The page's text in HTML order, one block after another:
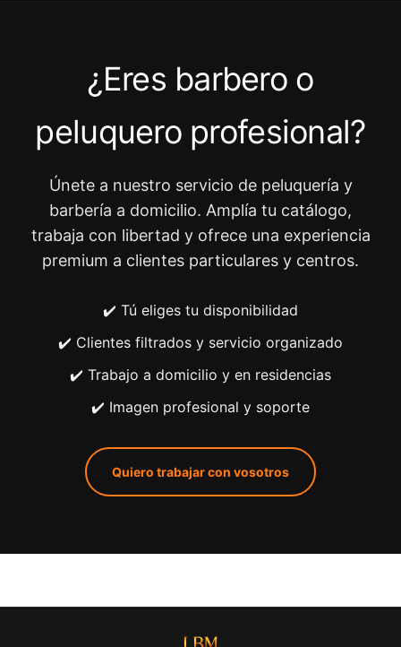
¿Eres barbero o
peluquero profesional?
Únete a nuestro servicio de peluquería y
barbería a domicilio. Amplía tu catálogo,
trabaja con libertad y ofrece una experiencia
premium a clientes particulares y centros.
✔️ Tú eliges tu disponibilidad
✔️ Clientes filtrados y servicio organizado
✔️ Trabajo a domicilio y en residencias
✔️ Imagen profesional y soporte
Quiero trabajar con vosotros